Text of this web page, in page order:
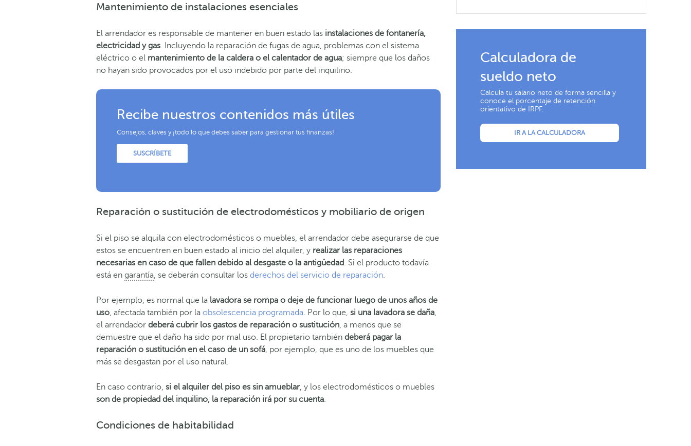
Mantenimiento de instalaciones esenciales
El arrendador es responsable de mantener en buen estado las instalaciones de fontanería,
electricidad y gas. Incluyendo la reparación de fugas de agua, problemas con el sistema
eléctrico o el mantenimiento de la caldera o el calentador de agua; siempre que los daños
no hayan sido provocados por el uso indebido por parte del inquilino.
Recibe nuestros contenidos más útiles
Consejos, claves y ¡todo lo que debes saber para gestionar tus finanzas!
SUSCRÍBETE
Reparación o sustitución de electrodomésticos y mobiliario de origen
Si el piso se alquila con electrodomésticos o muebles, el arrendador debe asegurarse de que
estos se encuentren en buen estado al inicio del alquiler, y realizar las reparaciones
necesarias en caso de que fallen debido al desgaste o la antigüedad. Si el producto todavía
está en garantía, se deberán consultar los derechos del servicio de reparación.
Por ejemplo, es normal que la lavadora se rompa o deje de funcionar luego de unos años de
uso, afectada también por la obsolescencia programada. Por lo que, si una lavadora se daña,
el arrendador deberá cubrir los gastos de reparación o sustitución, a menos que se
demuestre que el daño ha sido por mal uso. El propietario también deberá pagar la
reparación o sustitución en el caso de un sofá, por ejemplo, que es uno de los muebles que
más se desgastan por el uso natural.
En caso contrario, si el alquiler del piso es sin amueblar, y los electrodomésticos o muebles
son de propiedad del inquilino, la reparación irá por su cuenta.
Condiciones de habitabilidad
Calculadora de
sueldo neto
Calcula tu salario neto de forma sencilla y
conoce el porcentaje de retención
orientativo de IRPF.
IR A LA CALCULADORA